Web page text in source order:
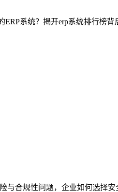
系统？揭开erp系统排行榜
合规性问题，企业如何选择